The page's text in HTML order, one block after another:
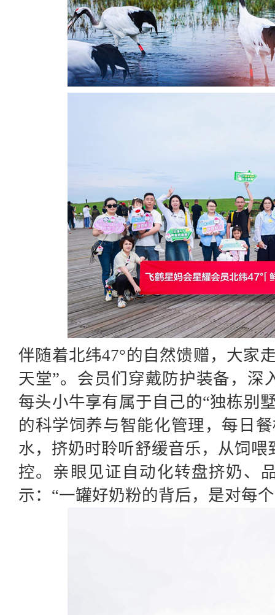
伴随着北纬47°的自然馈赠 ，大家
天堂”。会员们穿戴防护装备，深
每头小牛享有属于自己的“独栋别
的科学饲养与智能化管理，每日
水，挤奶时聆听舒缓音乐，从饲
控。亲眼见证自动化转盘挤奶、
示：“一罐好奶粉的背后，是对每